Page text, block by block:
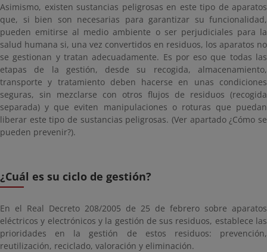
Asimismo, existen sustancias peligrosas en este tipo de aparatos
que, si bien son necesarias para garantizar su funcionalidad,
pueden emitirse al medio ambiente o ser perjudiciales para la
salud humana si, una vez convertidos en residuos, los aparatos no
se gestionan y tratan adecuadamente. Es por eso que todas las
etapas de la gestión, desde su recogida, almacenamiento,
transporte y tratamiento deben hacerse en unas condiciones
seguras, sin mezclarse con otros flujos de residuos (recogida
separada) y que eviten manipulaciones o roturas que puedan
liberar este tipo de sustancias peligrosas. (Ver apartado ¿Cómo se
pueden prevenir?).
¿Cuál es su ciclo de gestión?
En el Real Decreto 208/2005 de 25 de febrero sobre aparatos
eléctricos y electrónicos y la gestión de sus residuos, establece las
prioridades en la gestión de estos residuos: prevención,
reutilización, reciclado, valoración y eliminación.